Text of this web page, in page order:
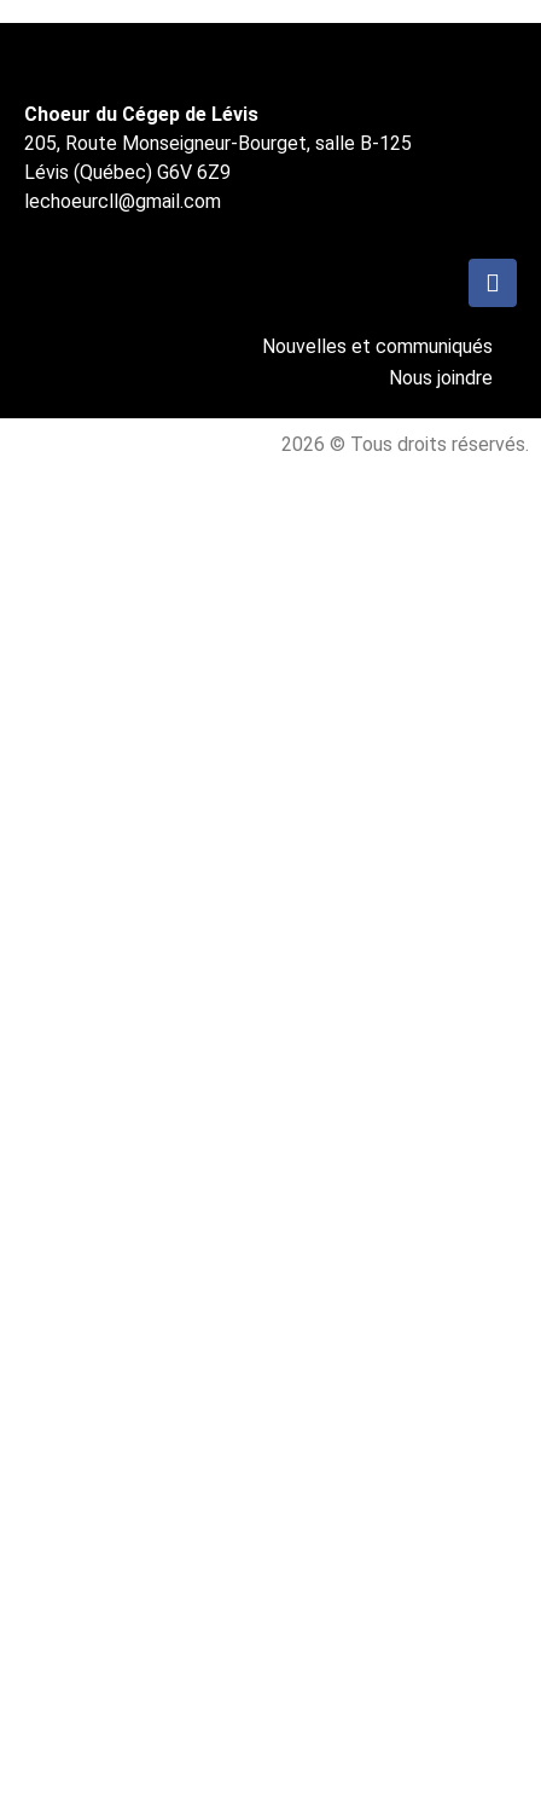
Choeur du Cégep de Lévis
205, Route Monseigneur-Bourget, salle B-125
Lévis (Québec) G6V 6Z9
lechoeurcll@gmail.com
Nouvelles et communiqués
Nous joindre
2026 © Tous droits réservés.